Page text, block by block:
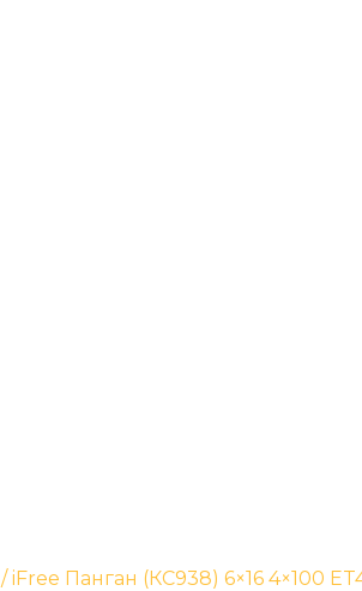
/ iFree Панган (КС938) 6×16 4×100